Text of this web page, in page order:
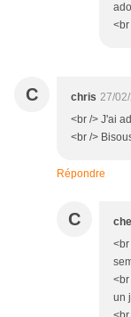
<br
C chris 27/
<br /> J'ai
<br />
Répondre
C
<br
un